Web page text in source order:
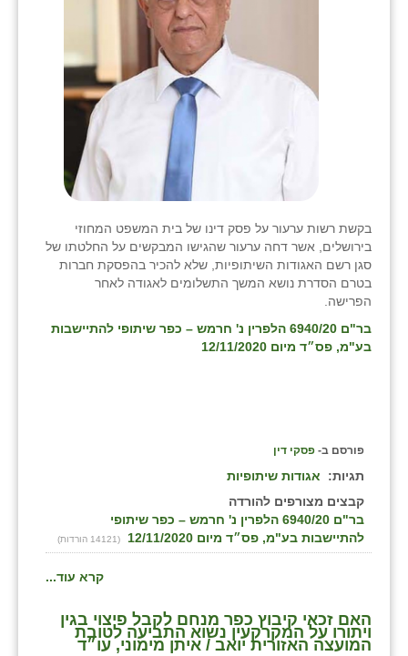
בקשת רשות ערעור על פסק דינו של בית המשפט המחוזי
בירושלים, אשר דחה ערעור שהגישו המבקשים על החלטתו של
סגן רשם האגודות השיתופיות, שלא להכיר בהפסקת חברות
בטרם הסדרת נושא המשך התשלומים לאגודה לאחר
הפרישה.
בר"ם 6940/20 הלפרין נ' חרמש – כפר שיתופי להתיישבות
בע"מ, פס״ד מיום 12/11/2020
פורסם ב- פסקי דין
תגיות:
אגודות שיתופיות
קבצים מצורפים להורדה
בר"ם 6940/20 הלפרין נ' חרמש – כפר שיתופי
להתיישבות בע"מ, פס״ד מיום 12/11/2020
(14121 הורדות)
קרא עוד...
האם זכאי קיבוץ כפר מנחם לקבל פיצוי בגין
ויתורו על המקרקעין נשוא התביעה לטובת
המועצה האזורית יואב / איתן מימוני, עו״ד